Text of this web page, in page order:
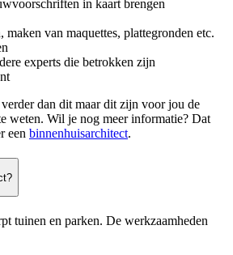
in kaart brengen
maken van maquettes, plattegronden etc.
experts die betrokken zijn
dan dit maar dit zijn voor jou de
weten. Wil je nog meer informatie? Dat
een binnenhuisarchitect.
tuinen en parken. De werkzaamheden